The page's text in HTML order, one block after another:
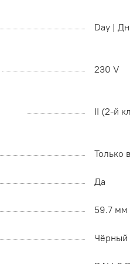
Day |
230 V
II (2-й
Только
Да
59.7 мм
Чёрный